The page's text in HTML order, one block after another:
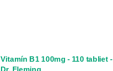
Vitamín B1 100mg - 110 tabliet -
Dr. Fleming